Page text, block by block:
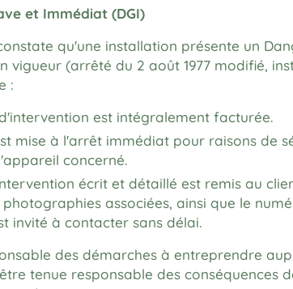
et Immédiat (DGI)
qu'une installation présente un
vigueur (arrêté du 2 août 1977 modifié,
:
est intégralement facturée.
mise à l'arrêt immédiat pour raisons de
concerné.
écrit et détaillé est remis au
associées, ainsi que le
invité à contacter sans délai.
des démarches à entreprendre
tenue responsable des conséquences